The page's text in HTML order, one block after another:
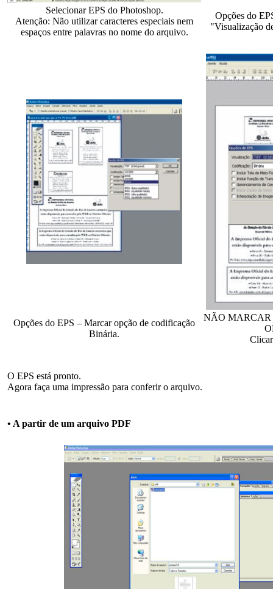
Selecionar EPS do Photoshop.
Atenção: Não utilizar caracteres especiais nem
espaços entre palavras no nome do arquivo.
Opções do
"Visualização
Opções do EPS – Marcar opção de codificação
Binária.
NÃO
O EPS está pronto.
Agora faça uma impressão para conferir o arquivo.
• A partir de um arquivo PDF